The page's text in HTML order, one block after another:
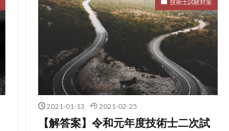
技術士試験対策
2021-01-13 2021-02-25
【解答案】令和元年度技術士二次試